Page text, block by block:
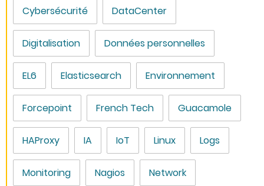
Cybersécurité DataCenter
Digitalisation Données personnelles
EL6 Elasticsearch Environnement
Forcepoint French Tech Guacamole
HAProxy IA IoT Linux Logs
Monitoring Nagios Network